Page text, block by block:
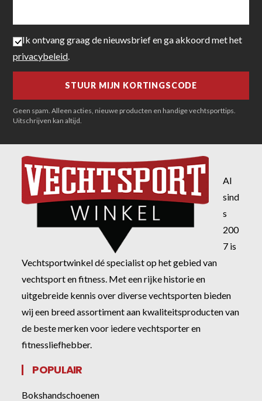
Ik ontvang graag de nieuwsbrief en ga akkoord met het
privacybeleid
Geen spam. Alleen acties, nieuwe producten en handige vechtsporttips.
Uitschrijven kan altijd.
Al
sind
s
200
7 is
Vechtsportwinkel dé specialist op het gebied van
vechtsport en fitness. Met een rijke historie en
uitgebreide kennis over diverse vechtsporten bieden
wij een breed assortiment aan kwaliteitsproducten van
de beste merken voor iedere vechtsporter en
fitnessliefhebber.
POPULAIR
Bokshandschoenen